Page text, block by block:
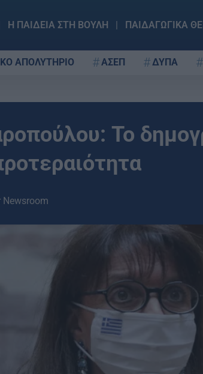
Η ΠΑΙΔΕΙΑ ΣΤΗ ΒΟΥΛΗ ΠΑΙΔΑΓΩΓΙΚΑ
ΑΠΟΛΥΤΗΡΙΟ ΑΣΕΠ ΔΥΠΑ
Το
Newsroom